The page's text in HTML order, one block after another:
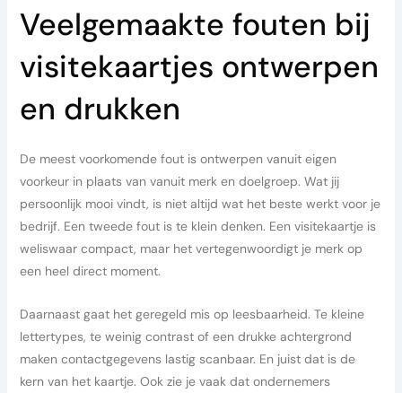
Veelgemaakte fouten bij
visitekaartjes ontwerpen
en drukken
De meest voorkomende fout is ontwerpen vanuit eigen
voorkeur in plaats van vanuit merk en doelgroep. Wat jij
persoonlijk mooi vindt, is niet altijd wat het beste werkt voor je
bedrijf. Een tweede fout is te klein denken. Een visitekaartje is
weliswaar compact, maar het vertegenwoordigt je merk op
een heel direct moment.
Daarnaast gaat het geregeld mis op leesbaarheid. Te kleine
lettertypes, te weinig contrast of een drukke achtergrond
maken contactgegevens lastig scanbaar. En juist dat is de
kern van het kaartje. Ook zie je vaak dat ondernemers